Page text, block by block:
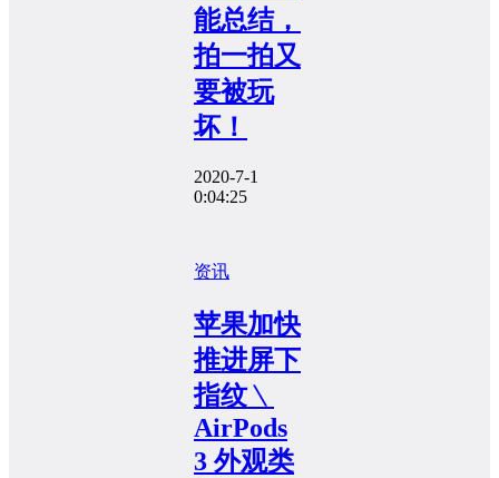
能总结，
拍一拍又
要被玩
坏！
2020-7-1
0:04:25
资讯
苹果加快
推进屏下
指纹﹨
AirPods
3 外观类